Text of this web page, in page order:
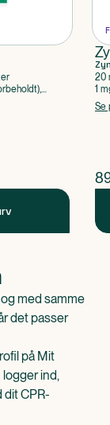
20
1
Se
$
med samme
det passer
på Mit
ind,
dit CPR-